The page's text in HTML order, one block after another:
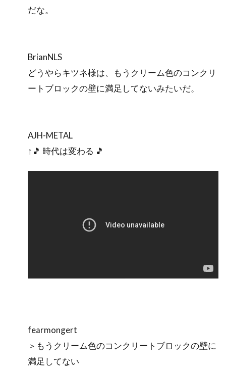
だな。
BrianNLS
どうやらキツネ様は、もうクリーム色のコンクリ
ートブロックの壁に満足してないみたいだ。
AJH-METAL
↑🎵 時代は変わる 🎵
fearmongert
＞もうクリーム色のコンクリートブロックの壁に
満足してない